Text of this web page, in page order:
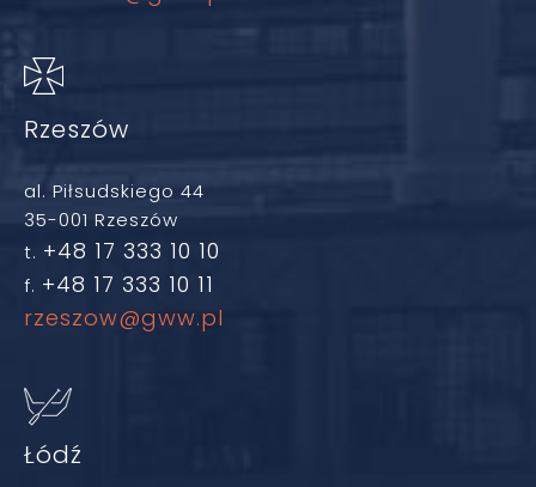
Rzeszów
al. Piłsudskiego 44
35-001 Rzeszów
t. +48 17 333 10 10
f. +48 17 333 10 11
rzeszow@gww.pl
Łódź